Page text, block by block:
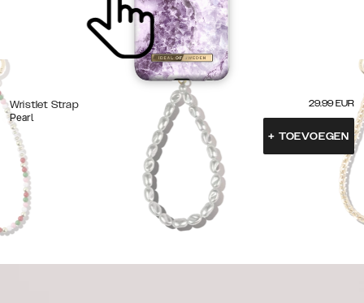
Wristlet Strap
Pearl
29.99 EUR
+ TOEVOEGEN